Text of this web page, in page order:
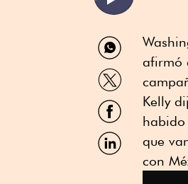
Compartir
por
WhatsApp
Compartir
por
Twitter
Compartir
por
Facebook
Compartir
por
afirmó
Kelly
habido
que
con